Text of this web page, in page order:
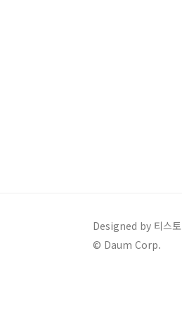
세법과 복잡한 규정
Designed by 티스토
© Daum Corp.